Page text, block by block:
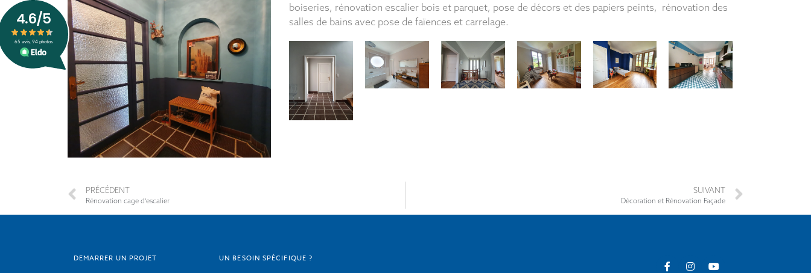
boiseries, rénovation escalier bois et parquet, pose de décors et des papiers peints, rénovation des
salles de bains avec pose de faïences et carrelage.
PRÉCÉDENT
Rénovation cage d’escalier
SUIVANT
Décoration et Rénovation Façade
DEMARRER UN PROJET UN BESOIN SPÉCIFIQUE ?